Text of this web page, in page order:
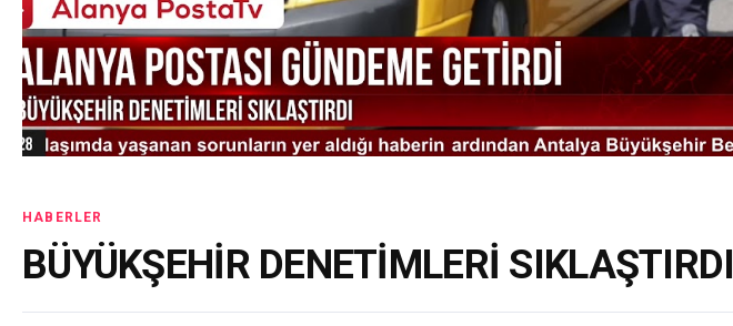
HABERLER
BÜYÜKŞEHİR DENETİMLERİ SIKLAŞTIRDI